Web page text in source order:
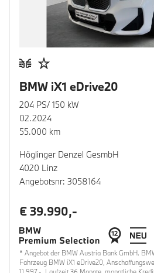
BMW iX1 eDrive20
204 PS/ 150 kW
02.2024
55.000 km
Höglinger Denzel GesmbH
4020 Linz
Angebotsnr: 3058164
€ 39.990,-
* Angebot der BMW Austria Bank GmbH.
Fahrzeug BMW iX1 eDrive20,